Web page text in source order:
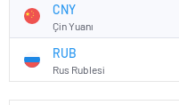
CNY
Çin Yuanı
RUB
Rus Rublesi